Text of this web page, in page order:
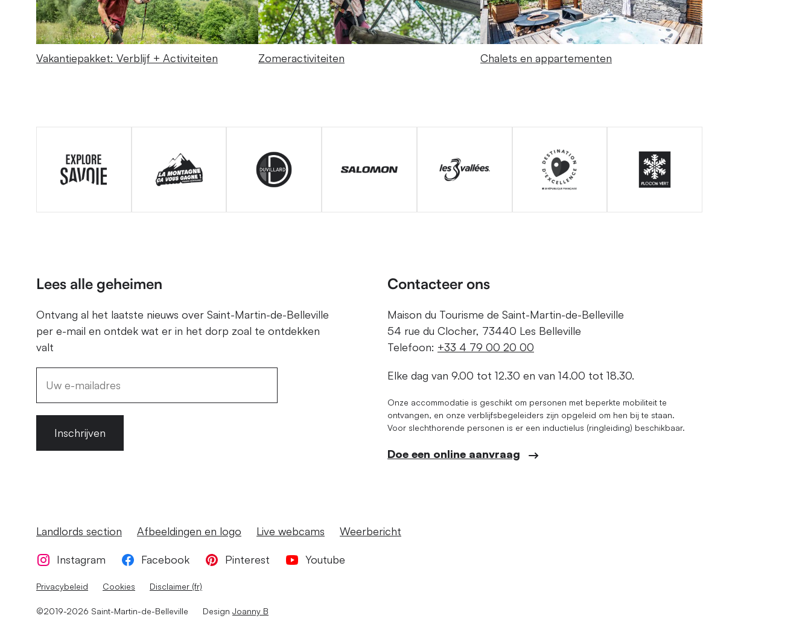
Vakantiepakket: Verblijf + Activiteiten Zomeractiviteiten Chalets en appartementen
Lees alle geheimen
Ontvang al het laatste nieuws over Saint-Martin-de-Belleville
per e-mail en ontdek wat er in het dorp zoal te ontdekken
valt
Inschrijven
Contacteer ons
Maison du Tourisme de Saint-Martin-de-Belleville
54 rue du Clocher, 73440 Les Belleville
Telefoon: +33 4 79 00 20 00
Elke dag van 9.00 tot 12.30 en van 14.00 tot 18.30.
Onze accommodatie is geschikt om personen met beperkte mobiliteit te
ontvangen, en onze verblijfsbegeleiders zijn opgeleid om hen bij te staan.
Voor slechthorende personen is er een inductielus (ringleiding) beschikbaar.
Doe een online aanvraag
Landlords section Afbeeldingen en logo Live webcams Weerbericht
Instagram Facebook Pinterest Youtube
Privacybeleid Cookies Disclaimer (fr)
©2019-2026 Saint-Martin-de-Belleville Design Joanny B